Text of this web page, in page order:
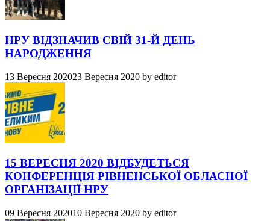
НРУ ВІДЗНАЧИВ СВІЙ 31-Й ДЕНЬ
НАРОДЖЕННЯ
13 Вересня 202023 Вересня 2020 by editor
15 ВЕРЕСНЯ 2020 ВІДБУДЕТЬСЯ
КОНФЕРЕНЦІЯ РІВНЕНСЬКОЇ ОБЛАСНОЇ
ОРГАНІЗАЦІЇ НРУ
09 Вересня 202010 Вересня 2020 by editor